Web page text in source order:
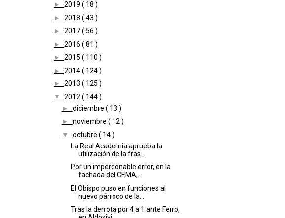
► 2019 ( 18 )
► 2018 ( 43 )
► 2017( 56 )
► 2016 ( 81 )
► 2015 ( 110 )
► 2014( 124 )
► 2013 ( 125 )
▼ 2012 ( 144 )
► diciembre ( 13 )
► noviembre ( 12 )
▼ octubre ( 14 )
La Real Academia aprueba la
utilización de la fras...
Por un imperdonable error, en la
fachada del CEMA,...
El Obispo puso en funciones al
nuevo párroco de la...
Tras la derrota por 4 a 1 ante Ferro,